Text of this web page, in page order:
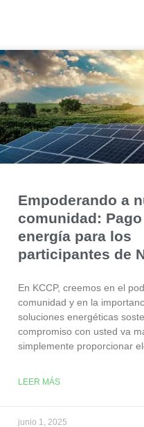
Empoderando a
comunidad:
energía para los
participantes de
En KCCP, creemos en el
comunidad y en la
soluciones energéticas
compromiso con usted va
simplemente proporcionar
LEER MÁS
junio 1, 2025